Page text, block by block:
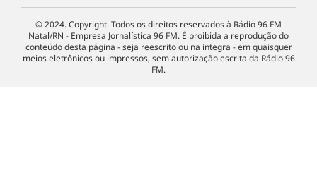
© 2024. Copyright. Todos os direitos reservados à Rádio 96 FM
Natal/RN - Empresa Jornalística 96 FM. É proibida a reprodução do
conteúdo desta página - seja reescrito ou na íntegra - em quaisquer
meios eletrônicos ou impressos, sem autorização escrita da Rádio 96
FM.